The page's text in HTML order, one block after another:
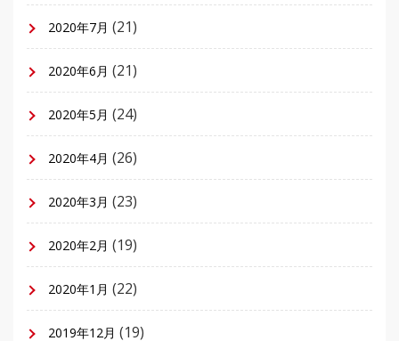
2020年7月 (21)
2020年6月 (21)
2020年5月 (24)
2020年4月 (26)
2020年3月 (23)
2020年2月 (19)
2020年1月 (22)
2019年12月 (19)